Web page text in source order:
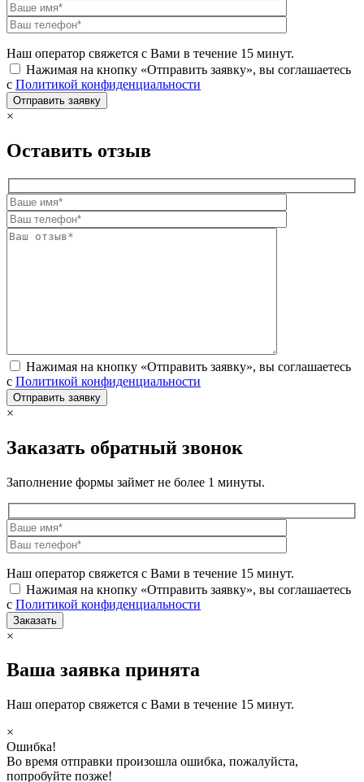
Наш оператор свяжется с Вами в течение 15 минут.
Нажимая на кнопку «Отправить заявку», вы соглашаетесь
с Политикой конфиденциальности
×
Оставить отзыв
Нажимая на кнопку «Отправить заявку», вы соглашаетесь
с Политикой конфиденциальности
×
Заказать обратный звонок
Заполнение формы займет не более 1 минуты.
Наш оператор свяжется с Вами в течение 15 минут.
Нажимая на кнопку «Отправить заявку», вы соглашаетесь
с Политикой конфиденциальности
×
Ваша заявка принята
Наш оператор свяжется с Вами в течение 15 минут.
×
Ошибка!
Во время отправки произошла ошибка, пожалуйста,
попробуйте позже!